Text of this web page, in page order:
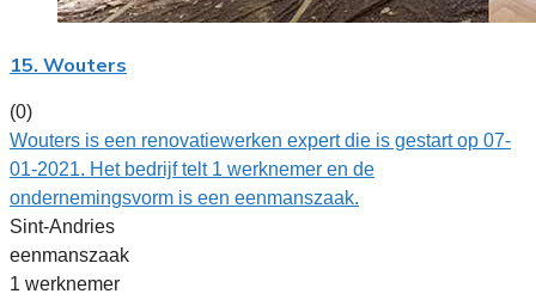
15. Wouters
(0)
Wouters is een renovatiewerken expert die is gestart op 07-
01-2021. Het bedrijf telt 1 werknemer en de
ondernemingsvorm is een eenmanszaak.
Sint-Andries
eenmanszaak
1 werknemer